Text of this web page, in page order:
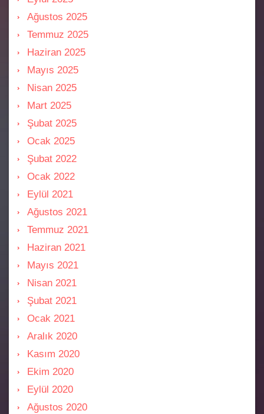
Ağustos 2025
Temmuz 2025
Haziran 2025
Mayıs 2025
Nisan 2025
Mart 2025
Şubat 2025
Ocak 2025
Şubat 2022
Ocak 2022
Eylül 2021
Ağustos 2021
Temmuz 2021
Haziran 2021
Mayıs 2021
Nisan 2021
Şubat 2021
Ocak 2021
Aralık 2020
Kasım 2020
Ekim 2020
Eylül 2020
Ağustos 2020